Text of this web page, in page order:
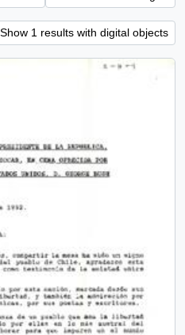
Show 1 results with digital objects